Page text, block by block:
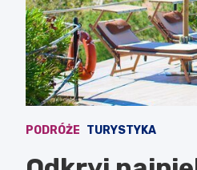
PODRÓŻE TURYSTYKA